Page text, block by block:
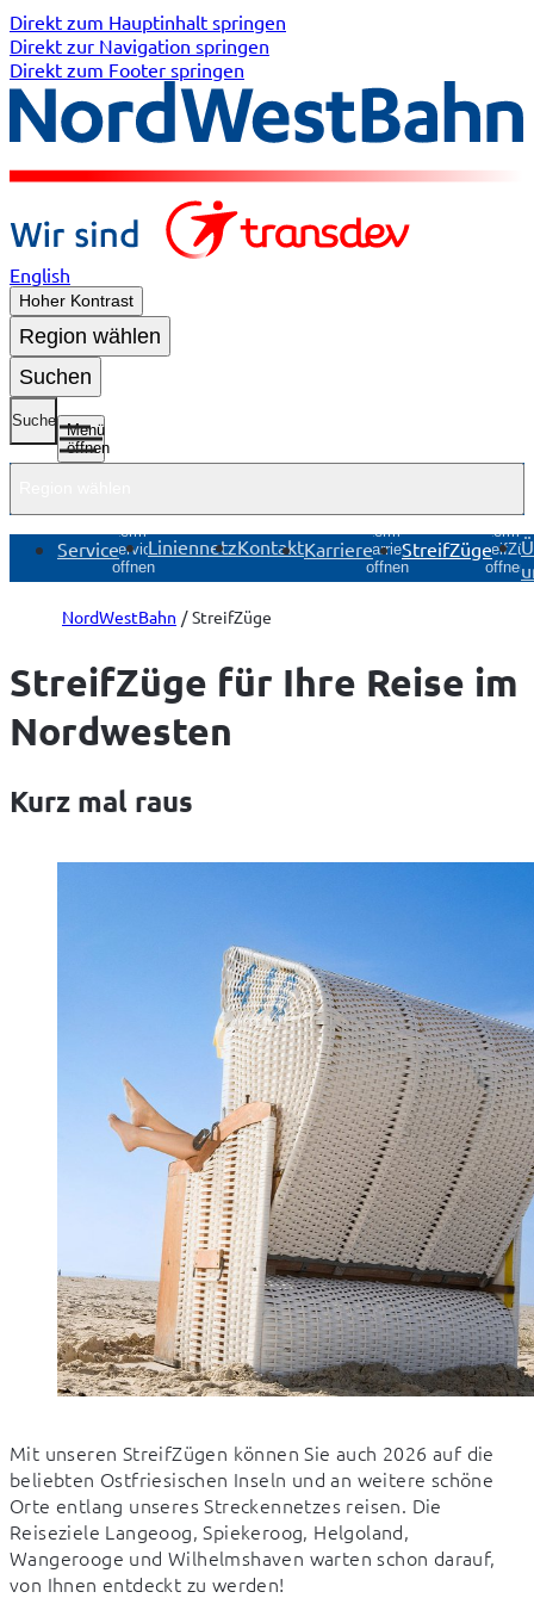
Direkt zum Hauptinhalt springen
Direkt zur Navigation springen
Direkt zum Footer springen
English
Hoher Kontrast
Region wählen
Suchen
Suche
Menü
öffnen
Service
Untermenü
Service
öffnen
LiniennetzKontaktKarriere
Untermenü
Karriere
öffnen
StreifZüge
öffnen
NordWestBahn StreifZüge
StreifZüge für Ihre Reise im
Nordwesten
Kurz mal raus
Mit unseren StreifZügen können Sie auch 2026 auf die
beliebten Ostfriesischen Inseln und an weitere schöne
Orte entlang unseres Streckennetzes reisen. Die
Reiseziele Langeoog, Spiekeroog, Helgoland,
Wangerooge und Wilhelmshaven warten schon darauf,
von Ihnen entdeckt zu werden!